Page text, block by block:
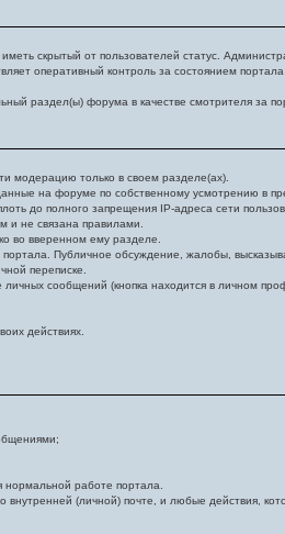
скрытый от пользователей статус.
оперативный контроль за состоянием
раздел(ы) форума в качестве смотрителя за
модерацию только в своем разделе(ах).
на форуме по собственному усмотрению в
до полного запрещения IP-адреса сети
и не связана правилами.
во вверенном ему разделе.
Публичное обсуждение, жалобы,
переписке.
сообщений (кнопка находится в личном
действиях.
работе портала.
(личной) почте, и любые действия,